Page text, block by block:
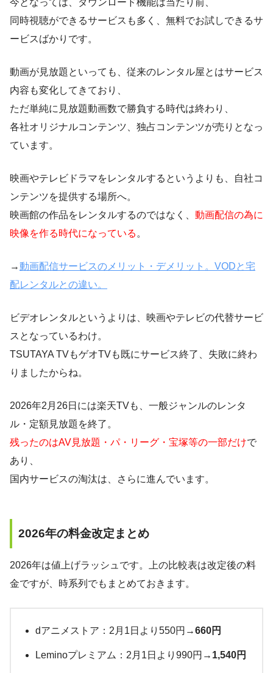
同時視聴ができるサービスも多く、無料でお試しできるサ
ービスばかりです。
動画が見放題といっても、従来のレンタル屋とはサービス
内容も変化してきており、
ただ単純に見放題動画数で勝負する時代は終わり、
各社オリジナルコンテンツ、独占コンテンツが売りとなっ
ています。
映画やテレビドラマをレンタルするというよりも、自社コ
ンテンツを提供する場所へ。
映画館の作品をレンタルするのではなく、 動画配信の為に
映像を作る時代になっている 。
→動画配信サービスのメリット・デメリット。VODと宅
配レンタルとの違い。
ビデオレンタルというよりは、映画やテレビの代替サービ
スとなっているわけ。
TSUTAYA TVもゲオTVも既にサービス終了、失敗に終わ
りましたからね。
2026年2月26日には楽天TVも、一般ジャンルのレンタ
ル・定額見放題を終了。
残ったのはAV見放題・パ・リーグ・宝塚等の一部だけで
あり、
国内サービスの淘汰は、さらに進んでいます。
2026年の料金改定まとめ
2026年は値上げラッシュです。上の比較表は改定後の料
金ですが、時系列でもまとめておきます。
dアニメストア：2月1日より550円→660円
Leminoプレミアム：2月1日より990円→ 1,540円